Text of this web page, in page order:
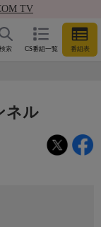
TV
CS番組一覧 番組表
検索
ネル